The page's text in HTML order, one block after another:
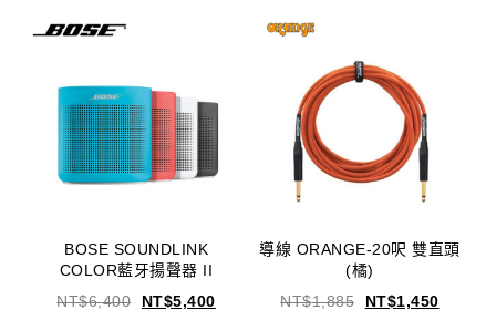
BOSE SOUNDLINK
COLOR藍牙揚聲器 II
NT$6,400 NT$5,400
導線 ORANGE-20呎 雙直頭
(橘)
NT$1,885 NT$1,450